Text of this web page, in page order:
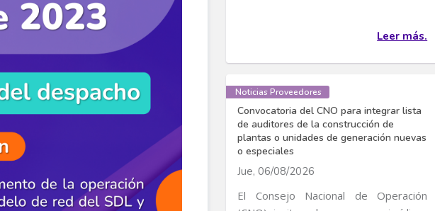
Leer más.
Noticias Proveedores
Convocatoria del CNO para integrar lista
de auditores de la construcción de
plantas o unidades de generación nuevas
o especiales
Jue, 06/08/2026
El Consejo Nacional de Operación